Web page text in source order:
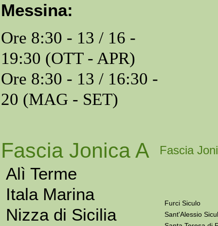
Messina:
Ore 8:30 - 13 / 16 -
19:30 (OTT - APR)
Ore 8:30 - 13 / 16:30 -
20 (MAG - SET)
Fascia Jonica A Fascia
Alì Terme
Itala Marina
Nizza di Sicilia
Furci Siculo
Sant'Alessio